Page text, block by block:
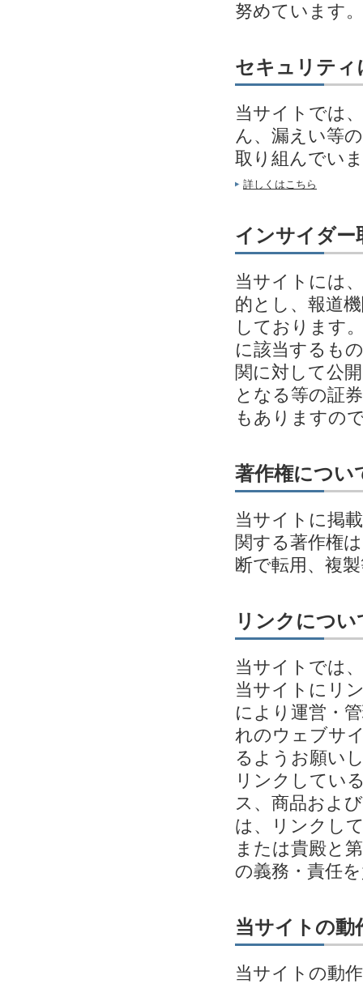
努めています。
セキュリティ
当サイトでは
ん、漏えい等
取り組んでい
詳しくはこちら
インサイダー
当サイトには
的とし、報道
しております
に該当するも
関に対して公
となる等の証
もありますの
著作権につい
当サイトに掲
関する著作権
断で転用、複
リンクについ
当サイトでは
当サイトにリ
により運営・
れのウェブサ
るようお願い
リンクしてい
ス、商品およ
は、リンクし
または貴殿と
の義務・責任
当サイトの動
当サイトの動